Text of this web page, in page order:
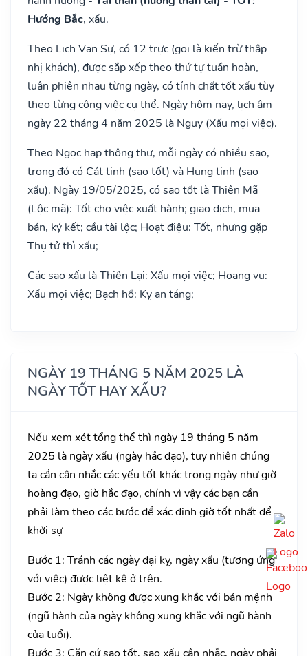
Hướng Bắc, xấu.
Theo Lịch Vạn Sự, có 12 trực (gọi là kiến trừ thập
nhị khách), được sắp xếp theo thứ tự tuần hoàn,
luân phiên nhau từng ngày, có tính chất tốt xấu tùy
theo từng công việc cụ thể. Ngày hôm nay, lịch âm
ngày 22 tháng 4 năm 2025 là Nguy (Xấu mọi việc).
Theo Ngọc hạp thông thư, mỗi ngày có nhiều sao,
trong đó có Cát tinh (sao tốt) và Hung tinh (sao
xấu). Ngày 19/05/2025, có sao tốt là Thiên Mã
(Lộc mã): Tốt cho việc xuất hành; giao dịch, mua
bán, ký kết; cầu tài lộc; Hoạt điệu: Tốt, nhưng gặp
Thụ tử thì xấu;
Các sao xấu là Thiên Lại: Xấu mọi việc; Hoang vu:
Xấu mọi việc; Bạch hổ: Kỵ an táng;
NGÀY 19 THÁNG 5 NĂM 2025 LÀ
NGÀY TỐT HAY XẤU?
Nếu xem xét tổng thể thì ngày 19 tháng 5 năm
2025 là ngày xấu (ngày hắc đạo), tuy nhiên chúng
ta cần cân nhắc các yếu tốt khác trong ngày như giờ
hoàng đạo, giờ hắc đạo, chính vì vậy các bạn cần
phải làm theo các bước để xác định giờ tốt nhất để
khởi sự
Bước 1: Tránh các ngày đại kỵ, ngày xấu (tương ứng
với việc) được liệt kê ở trên.
Bước 2: Ngày không được xung khắc với bản mệnh
(ngũ hành của ngày không xung khắc với ngũ hành
của tuổi).